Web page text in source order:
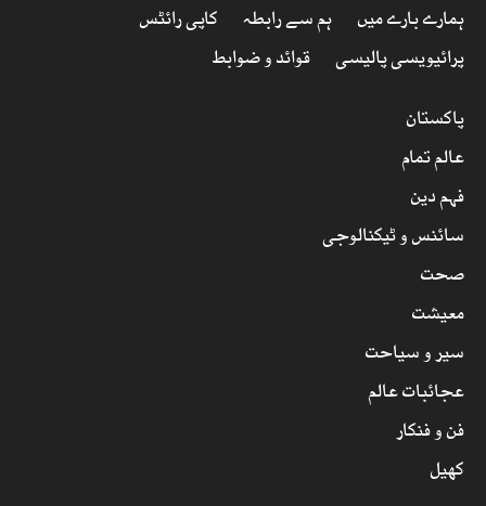
ہمارے بارے میں ہم سے رابطہ
کاپی رائٹس
پرائیویسی پالیسی
قوائد و ضوابط
پاکستان
عالم تمام
فہم دین
سائنس و ٹیکنالوجی
صحت
معیشت
سیر و سیاحت
عجائبات عالم
فن و فنکار
کھیل